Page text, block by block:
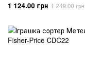
1 124.00 грн 1 249.00 грн